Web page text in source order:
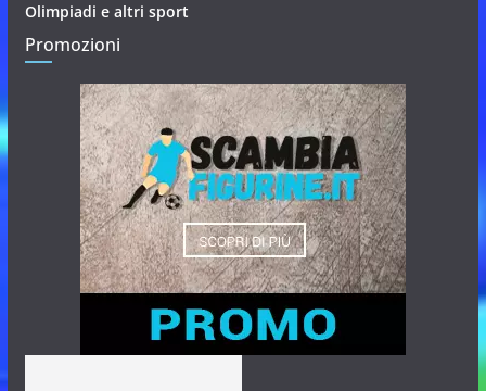
Olimpiadi e altri sport
Promozioni